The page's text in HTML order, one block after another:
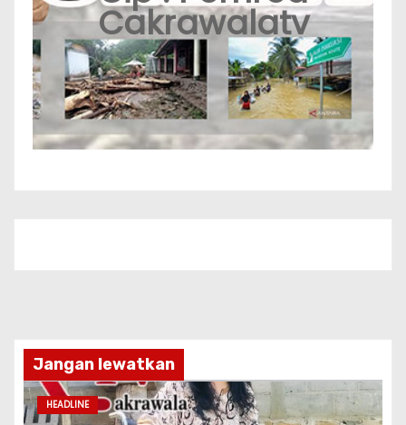
Cakrawalatv
Jangan lewatkan
HEADLINE